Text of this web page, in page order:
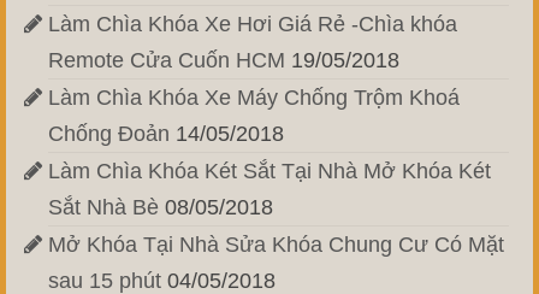
Làm Chìa Khóa Xe Hơi Giá Rẻ -Chìa khóa
Remote Cửa Cuốn HCM 19/05/2018
Làm Chìa Khóa Xe Máy Chống Trộm Khoá
Chống Đoản 14/05/2018
Làm Chìa Khóa Két Sắt Tại Nhà Mở Khóa Két
Sắt Nhà Bè 08/05/2018
Mở Khóa Tại Nhà Sửa Khóa Chung Cư Có Mặt
sau 15 phút 04/05/2018